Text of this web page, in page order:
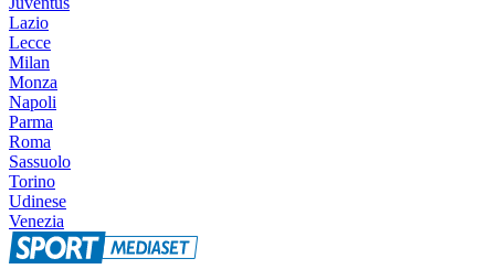
Lazio
Lecce
Milan
Monza
Napoli
Parma
Roma
Sassuolo
Torino
Udinese
Venezia